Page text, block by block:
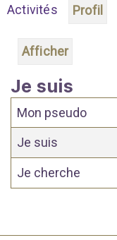
Activités Profil
Afficher
Je suis
Mon pseudo
Je suis
Je cherche